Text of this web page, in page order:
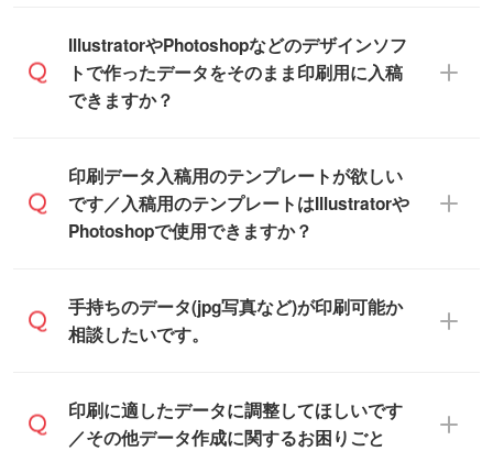
をお願いいたします。
※土日祝日を除く営業日換算です。
無料の「デザインシミュレーター」を使え
ば、PCやスマホから簡単にデザインを作成
できます。スタンプやテンプレートも豊富
また、「データ作成サービス」もご利用い
ただけます。ご希望の文言・書体・印刷色
IllustratorやPhotoshopなどのデザインソフ
トで作ったデータをそのまま印刷用に入稿
できますか？
IllustratorやPhotoshop、CLIP STUDIOなどの
デザインソフトでこだわりのデザインを作
成したい方は、完全データ入稿
お見積・ご注文フォームにアップロードし
てご入稿ください。
不備がないかチェックし、お客様と確認し
てから印刷に進みますので、ご安心くださ
印刷データ入稿用のテンプレートが欲しい
です／入稿用のテンプレートはIllustratorや
Photoshopで使用できますか？
一部商品は入稿用テンプレートのご用意が
あります。各商品ページの『印刷方法・テ
入稿用のテンプレートはPDF形式ですが、
IllustratorやPhotoshopで開いてご利用いた
手持ちのデータ(jpg写真など)が印刷可能か
相談したいです。
印刷に適したデータ・解像度かどうか、担
当スタッフが事前に確認いたします。
印刷に適したデータに調整してほしいです
／その他データ作成に関するお困りごと